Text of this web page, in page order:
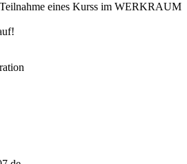
Teilnahme eines Kurss im WERKRAUM